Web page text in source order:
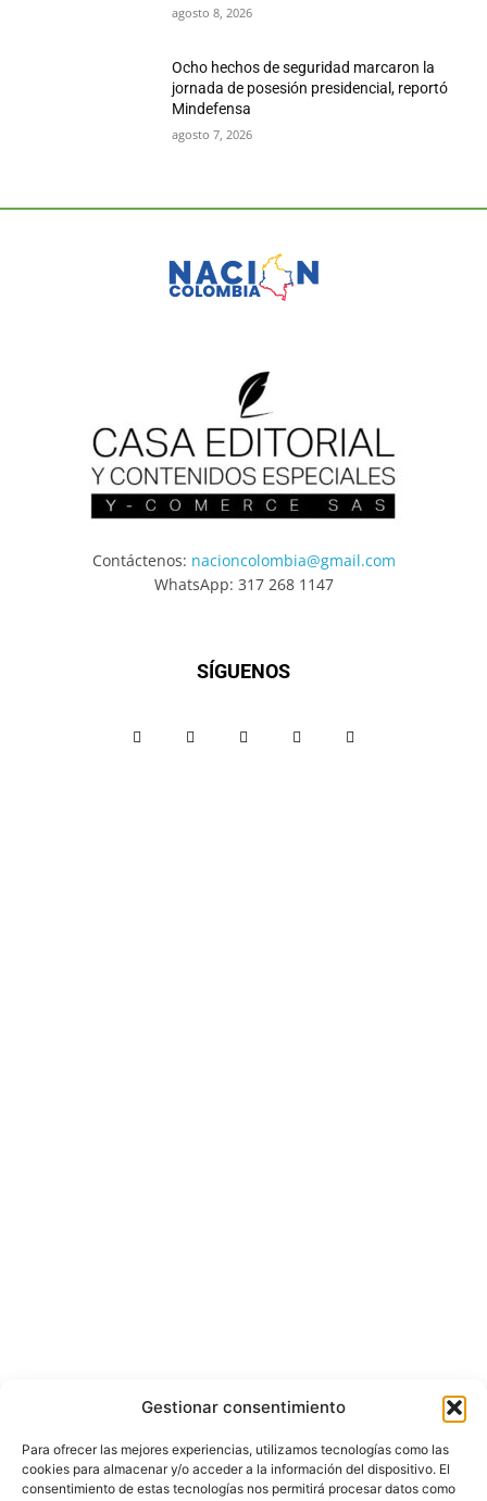
Gestionar consentimiento
Para ofrecer las mejores experiencias, utilizamos tecnologías como las
cookies para almacenar y/o acceder a la información del dispositivo. El
consentimiento de estas tecnologías nos permitirá procesar datos como
agosto 8, 2026
Ocho hechos de seguridad marcaron la
jornada de posesión presidencial, reportó
Mindefensa
agosto 7, 2026
Contáctenos: nacioncolombia@gmail.com
WhatsApp: 317 268 1147
SÍGUENOS